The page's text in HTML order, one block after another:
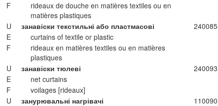
F
rideaux de douche en matières textiles ou en
matières plastiques
U занавіски текстильні або пластмасові
240085
E
curtains of textile or plastic
F
rideaux en matières textiles ou en matières
plastiques
U занавіски тюлеві
240093
E
net curtains
F
voilages [rideaux]
U занурювальні нагрівачі
110090